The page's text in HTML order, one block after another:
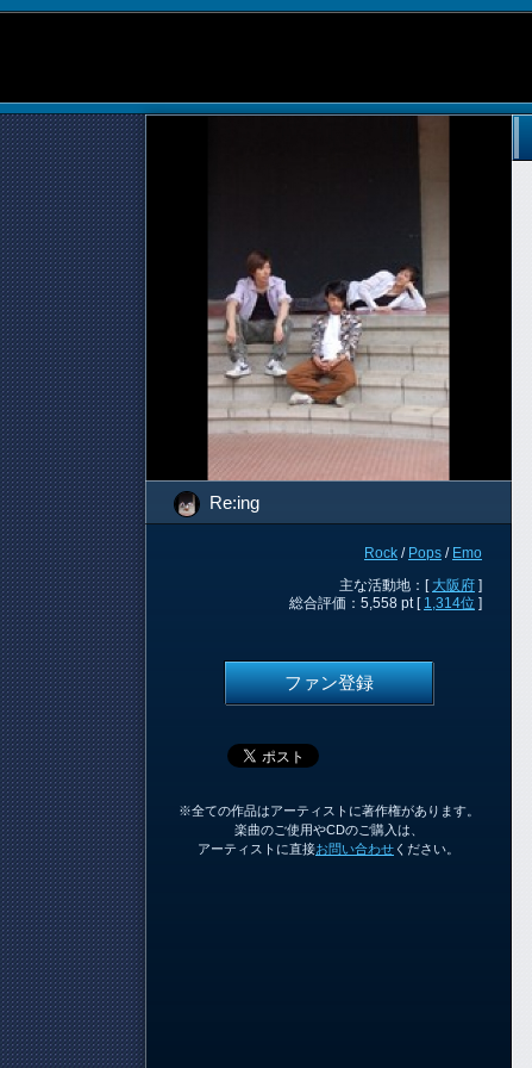
Re:ing
Rock / Pops / Emo
主な活動地：[ 大阪府 ]
総合評価：5,558 pt [ 1,314位 ]
ファン登録
※全ての作品はアーティストに著作権があります。
楽曲のご使用やCDのご購入は、
アーティストに直接お問い合わせ ください。